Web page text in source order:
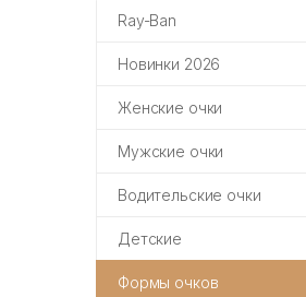
Ray-Ban
Новинки 2026
Женские очки
Мужские очки
Водительские очки
Детские
Формы очков